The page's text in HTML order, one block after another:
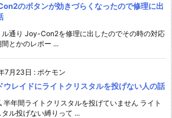
のボタンが効きづらくなったので修理に出
ル通り Joy-Con2を修理に出したのでその時の対応
間とかのレポー ...
7月23日 : ポケモン
ウレイドにライトクリスタルを投げない人の話
半年間ライトクリスタルを投げていません ライト
タル投げない縛りって ...